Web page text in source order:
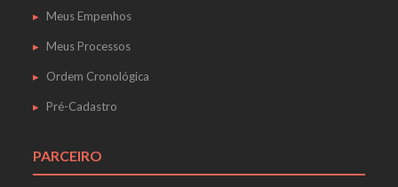
Meus Empenhos
Meus Processos
Ordem Cronológica
Pré-Cadastro
PARCEIRO